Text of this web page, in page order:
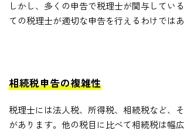
しかし、多くの申告で税理士が関与してい
ての税理士が適切な申告を行えるわけではあ
相続税申告の複雑性
税理士には法人税、所得税、相続税など、
があります。他の税目に比べて相続税は幅